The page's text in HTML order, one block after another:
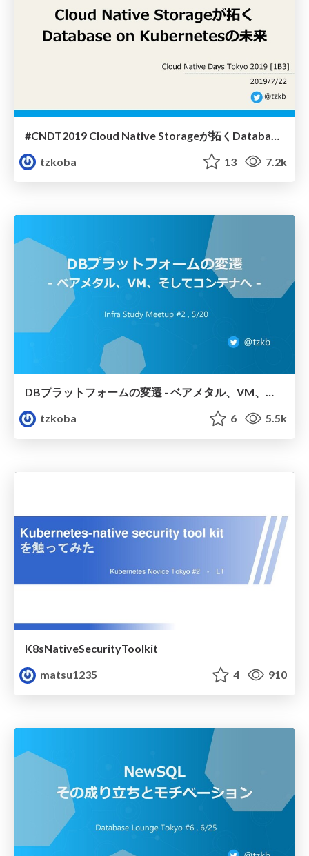
tzkoba
13 7.2k
DBプラットフォームの変遷 - ベアメタル、VM、そしてコンテナへ
tzkoba
6 5.5k
K8sNativeSecurityToolkit
matsu1235
4 910